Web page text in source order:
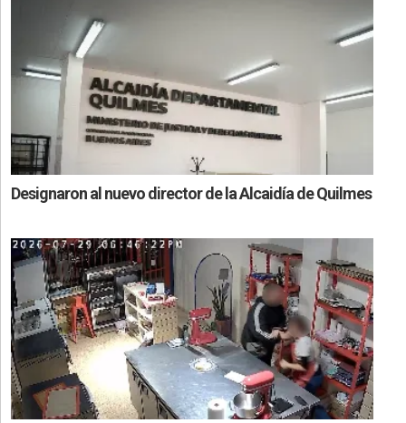
Designaron al nuevo director de la Alcaidía de Quilmes